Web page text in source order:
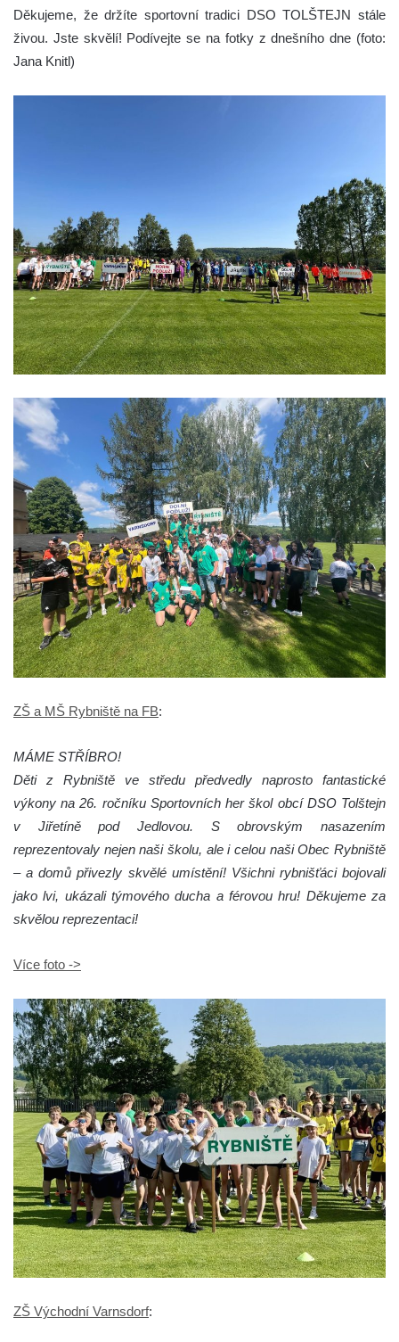
Děkujeme, že držíte sportovní tradici DSO TOLŠTEJN stále
živou. Jste skvělí! Podívejte se na fotky z dnešního dne (foto:
Jana Knitl)
ZŠ a MŠ Rybniště na FB:
MÁME STŘÍBRO!
Děti z Rybniště ve středu předvedly naprosto fantastické
výkony na 26. ročníku Sportovních her škol obcí DSO Tolštejn
v Jiřetíně pod Jedlovou. S obrovským nasazením
reprezentovaly nejen naši školu, ale i celou naši Obec Rybniště
– a domů přivezly skvělé umístění! Všichni rybnišťáci bojovali
jako lvi, ukázali týmového ducha a férovou hru! Děkujeme za
skvělou reprezentaci!
Více foto ->
ZŠ Východní Varnsdorf: